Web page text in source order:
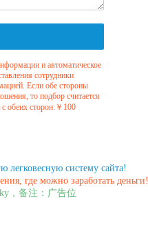
и автоматическое
сотрудники
Если обе стороны
то подбор считается
обеих сторон:￥100
легковесную систему сайта!
где можно заработать деньги!
，备注：广告位